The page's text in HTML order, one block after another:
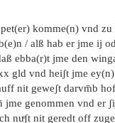
komme(n) vnd zu
/ alß hab er jme ij
ebba(r)t jme den
gld vnd heiʃt jme
nit geweʃt darvm̄b
jme genommen vnd er
nuͤʃt nit geredt off